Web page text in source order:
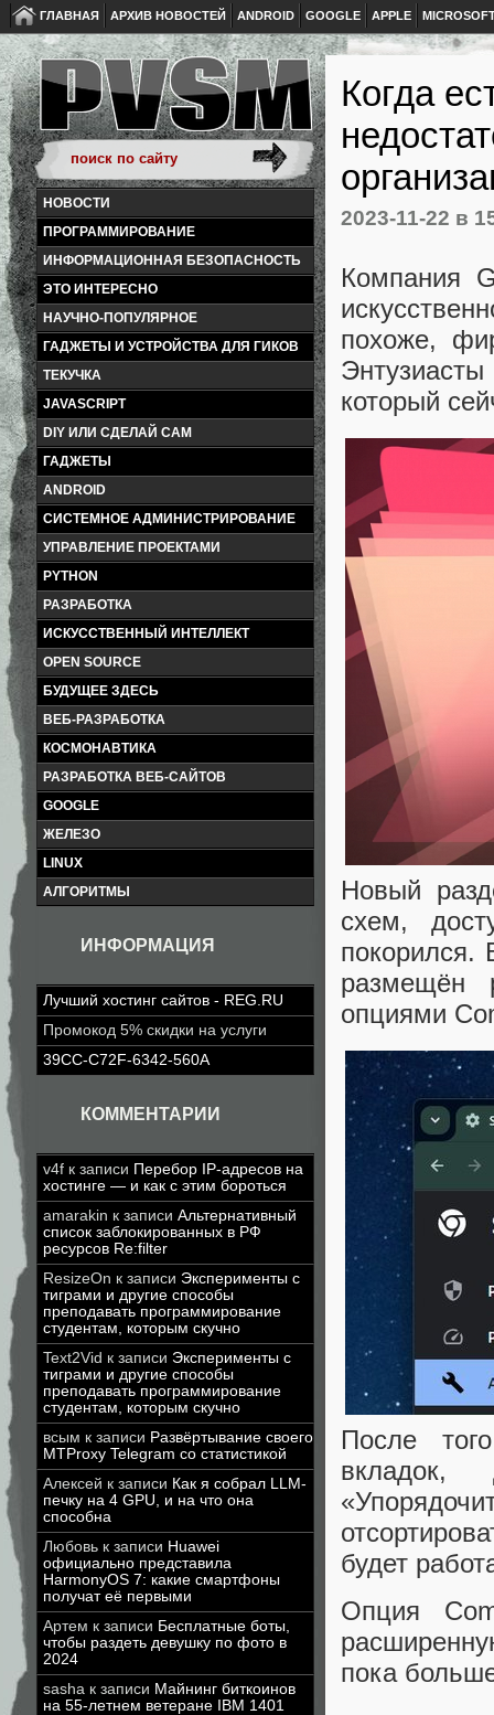
ГЛАВНАЯ АРХИВ НОВОСТЕЙ ANDROID GOOGLE APPLE
НОВОСТИ
ПРОГРАММИРОВАНИЕ
ИНФОРМАЦИОННАЯ БЕЗОПАСНОСТЬ
ЭТО ИНТЕРЕСНО
НАУЧНО-ПОПУЛЯРНОЕ
ГАДЖЕТЫ И УСТРОЙСТВА ДЛЯ ГИКОВ
ТЕКУЧКА
JAVASCRIPT
DIY ИЛИ СДЕЛАЙ САМ
ГАДЖЕТЫ
ANDROID
СИСТЕМНОЕ АДМИНИСТРИРОВАНИЕ
УПРАВЛЕНИЕ ПРОЕКТАМИ
PYTHON
РАЗРАБОТКА
ИСКУССТВЕННЫЙ ИНТЕЛЛЕКТ
OPEN SOURCE
БУДУЩЕЕ ЗДЕСЬ
ВЕБ-РАЗРАБОТКА
КОСМОНАВТИКА
РАЗРАБОТКА ВЕБ-САЙТОВ
GOOGLE
ЖЕЛЕЗО
LINUX
АЛГОРИТМЫ
ИНФОРМАЦИЯ
Лучший хостинг сайтов - REG.RU
Промокод 5% скидки на услуги
39CC-C72F-6342-560A
КОММЕНТАРИИ
v4f к записи Перебор IP-адресов на
хостинге — и как с этим бороться
amarakin к записи Альтернативный
список заблокированных в РФ
ресурсов Re:filter
ResizeOn к записи Эксперименты с
тиграми и другие способы
преподавать программирование
студентам, которым скучно
Text2Vid к записи Эксперименты с
тиграми и другие способы
преподавать программирование
студентам, которым скучно
всым к записи Развёртывание своего
MTProxy Telegram со статистикой
Алексей к записи Как я собрал LLM-
печку на 4 GPU, и на что она
способна
Любовь к записи Huawei
официально представила
HarmonyOS 7: какие смартфоны
получат её первыми
Артем к записи Бесплатные боты,
чтобы раздеть девушку по фото в
2024
sasha к записи Майнинг биткоинов
на 55-летнем ветеране IBM 1401
Когда
2023-11-22 в
Компания
похоже,
который
Новый
схем,
покорился.
размещён
опциями
После
вкладок,
будет
Опция
пока